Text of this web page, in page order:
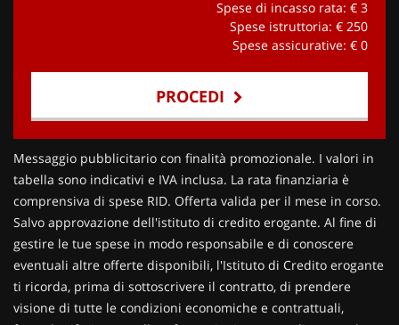
Spese di incasso rata: € 3
Spese istruttoria: € 250
Spese assicurative: € 0
PROCEDI
Contattaci
Messaggio pubblicitario con finalità promozionale. I valori in
tabella sono indicativi e IVA inclusa. La rata finanziaria è
comprensiva di spese RID. Offerta valida per il mese in corso.
Salvo approvazione dell'istituto di credito erogante. Al fine di
gestire le tue spese in modo responsabile e di conoscere
eventuali altre offerte disponibili, l'Istituto di Credito erogante
ti ricorda, prima di sottoscrivere il contratto, di prendere
visione di tutte le condizioni economiche e contrattuali,